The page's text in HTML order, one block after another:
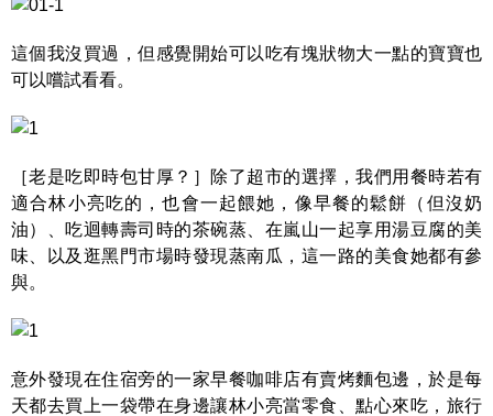
這個我沒買過，但感覺開始可以吃有塊狀物大一點的寶寶也
可以嚐試看看。
［老是吃即時包甘厚？］除了超市的選擇，我們用餐時若有
適合林小亮吃的，也會一起餵她，像早餐的鬆餅（但沒奶
油）、吃迴轉壽司時的茶碗蒸、在嵐山一起享用湯豆腐的美
味、以及逛黑門市場時發現蒸南瓜，這一路的美食她都有參
與。
意外發現在住宿旁的一家早餐咖啡店有賣烤麵包邊，於是每
天都去買上一袋帶在身邊讓林小亮當零食、點心來吃，旅行